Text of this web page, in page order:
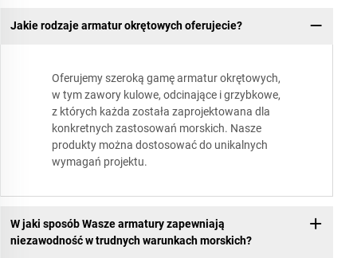
Jakie rodzaje armatur okrętowych oferujecie?
Oferujemy szeroką gamę armatur okrętowych,
w tym zawory kulowe, odcinające i grzybkowe,
z których każda została zaprojektowana dla
konkretnych zastosowań morskich. Nasze
produkty można dostosować do unikalnych
wymagań projektu.
W jaki sposób Wasze armatury zapewniają
niezawodność w trudnych warunkach morskich?